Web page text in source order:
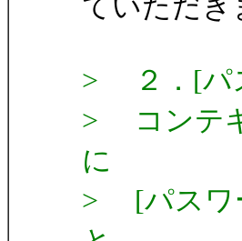
> ２．[パ
> コンテ
に
> [パスワ